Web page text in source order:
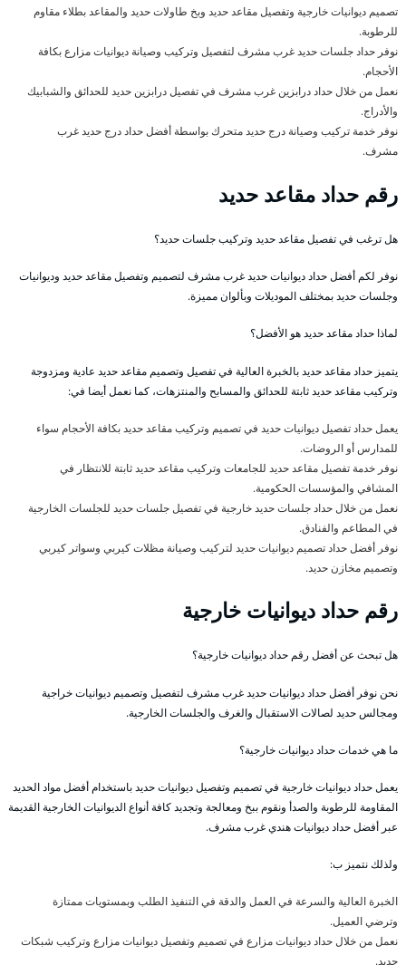
تصميم ديوانيات خارجية وتفصيل مقاعد حديد وبخ طاولات حديد والمقاعد بطلاء مقاوم
للرطوبة.
نوفر حداد جلسات حديد غرب مشرف لتفصيل وتركيب وصيانة ديوانيات مزارع بكافة
الأحجام.
نعمل من خلال حداد درابزين غرب مشرف في تفصيل درابزين حديد للحدائق والشبابيك
والأدراج.
نوفر خدمة تركيب وصيانة درج حديد متحرك بواسطة أفضل حداد درج حديد غرب
مشرف.
رقم حداد مقاعد حديد
هل ترغب في تفصيل مقاعد حديد وتركيب جلسات حديد؟
نوفر لكم أفضل حداد ديوانيات حديد غرب مشرف لتصميم وتفصيل مقاعد حديد وديوانيات
وجلسات حديد بمختلف الموديلات وبألوان مميزة.
لماذا حداد مقاعد حديد هو الأفضل؟
يتميز حداد مقاعد حديد بالخبرة العالية في تفصيل وتصميم مقاعد حديد عادية ومزدوجة
وتركيب مقاعد حديد ثابتة للحدائق والمسابح والمنتزهات، كما نعمل أيضا في:
يعمل حداد تفصيل ديوانيات حديد في تصميم وتركيب مقاعد حديد بكافة الأحجام سواء
للمدارس أو الروضات.
نوفر خدمة تفصيل مقاعد حديد للجامعات وتركيب مقاعد حديد ثابتة للانتظار في
المشافي والمؤسسات الحكومية.
نعمل من خلال حداد جلسات حديد خارجية في تفصيل جلسات حديد للجلسات الخارجية
في المطاعم والفنادق.
نوفر أفضل حداد تصميم ديوانيات حديد لتركيب وصيانة مظلات كيربي وسواتر كيربي
وتصميم مخازن حديد.
رقم حداد ديوانيات خارجية
هل تبحث عن أفضل رقم حداد ديوانيات خارجية؟
نحن نوفر أفضل حداد ديوانيات حديد غرب مشرف لتفصيل وتصميم ديوانيات خراجية
ومجالس حديد لصالات الاستقبال والغرف والجلسات الخارجية.
ما هي خدمات حداد ديوانيات خارجية؟
يعمل حداد ديوانيات خارجية في تصميم وتفصيل ديوانيات حديد باستخدام أفضل مواد الحديد
المقاومة للرطوبة والصدأ ونقوم ببخ ومعالجة وتجديد كافة أنواع الديوانيات الخارجية القديمة
عبر أفضل حداد ديوانيات هندي غرب مشرف.
ولذلك نتميز ب:
الخبرة العالية والسرعة في العمل والدقة في التنفيذ الطلب وبمستويات ممتازة
وترضي العميل.
نعمل من خلال حداد ديوانيات مزارع في تصميم وتفصيل ديوانيات مزارع وتركيب شبكات
حديد.